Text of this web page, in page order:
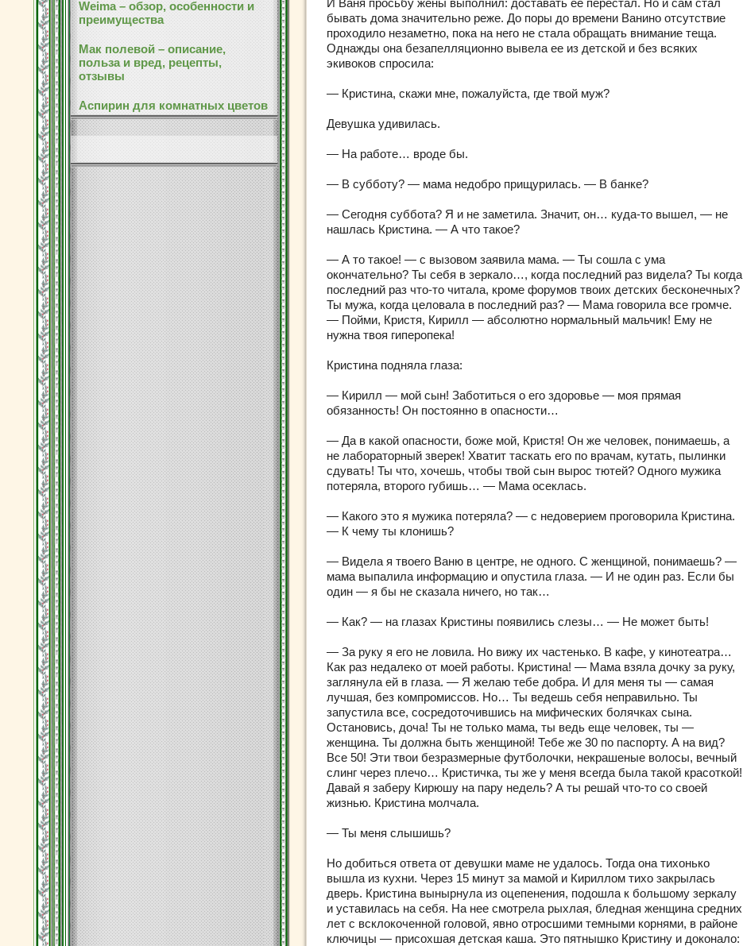
Weima – обзор, особенности и
преимущества
Мак полевой – описание,
польза и вред, рецепты,
отзывы
Аспирин для комнатных цветов
И Ваня просьбу жены выполнил: доставать ее перестал. Но и сам стал
бывать дома значительно реже. До поры до времени Ванино отсутствие
проходило незаметно, пока на него не стала обращать внимание теща.
Однажды она безапелляционно вывела ее из детской и без всяких
экивоков спросила:
— Кристина, скажи мне, пожалуйста, где твой муж?
Девушка удивилась.
— На работе… вроде бы.
— В субботу? — мама недобро прищурилась. — В банке?
— Сегодня суббота? Я и не заметила. Значит, он… куда-то вышел, — не
нашлась Кристина. — А что такое?
— А то такое! — с вызовом заявила мама. — Ты сошла с ума
окончательно? Ты себя в зеркало…, когда последний раз видела? Ты когда
последний раз что-то читала, кроме форумов твоих детских бесконечных?
Ты мужа, когда целовала в последний раз? — Мама говорила все громче.
— Пойми, Кристя, Кирилл — абсолютно нормальный мальчик! Ему не
нужна твоя гиперопека!
Кристина подняла глаза:
— Кирилл — мой сын! Заботиться о его здоровье — моя прямая
обязанность! Он постоянно в опасности…
— Да в какой опасности, боже мой, Кристя! Он же человек, понимаешь, а
не лабораторный зверек! Хватит таскать его по врачам, кутать, пылинки
сдувать! Ты что, хочешь, чтобы твой сын вырос тютей? Одного мужика
потеряла, второго губишь… — Мама осеклась.
— Какого это я мужика потеряла? — с недоверием проговорила Кристина.
— К чему ты клонишь?
— Видела я твоего Ваню в центре, не одного. С женщиной, понимаешь? —
мама выпалила информацию и опустила глаза. — И не один раз. Если бы
один — я бы не сказала ничего, но так…
— Как? — на глазах Кристины появились слезы… — Не может быть!
— За руку я его не ловила. Но вижу их частенько. В кафе, у кинотеатра…
Как раз недалеко от моей работы. Кристина! — Мама взяла дочку за руку,
заглянула ей в глаза. — Я желаю тебе добра. И для меня ты — самая
лучшая, без компромиссов. Но… Ты ведешь себя неправильно. Ты
запустила все, сосредоточившись на мифических болячках сына.
Остановись, доча! Ты не только мама, ты ведь еще человек, ты —
женщина. Ты должна быть женщиной! Тебе же 30 по паспорту. А на вид?
Все 50! Эти твои безразмерные футболочки, некрашеные волосы, вечный
слинг через плечо… Кристичка, ты же у меня всегда была такой красоткой!
Давай я заберу Кирюшу на пару недель? А ты решай что-то со своей
жизнью. Кристина молчала.
— Ты меня слышишь?
Но добиться ответа от девушки маме не удалось. Тогда она тихонько
вышла из кухни. Через 15 минут за мамой и Кириллом тихо закрылась
дверь. Кристина вынырнула из оцепенения, подошла к большому зеркалу
и уставилась на себя. На нее смотрела рыхлая, бледная женщина средних
лет с всклокоченной головой, явно отросшими темными корнями, в районе
ключицы — присохшая детская каша. Это пятнышко Кристину и доконало: